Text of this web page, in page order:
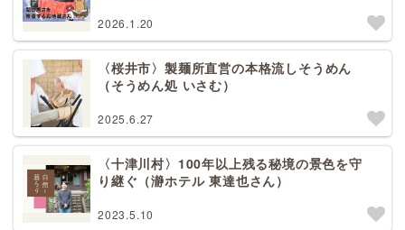
2026.1.20
〈桜井市〉製麺所直営の本格流しそうめん
（そうめん処 いさむ）
2025.6.27
〈十津川村〉100年以上残る秘境の景色を守
り継ぐ（瀞ホテル 東達也さん）
2023.5.10